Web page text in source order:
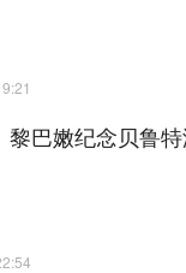
黎巴嫩纪念贝鲁